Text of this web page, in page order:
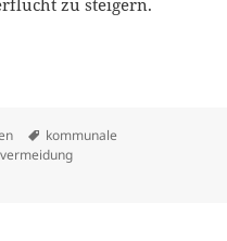
zu steigern.
Schlagwörter
kommunale
lernen